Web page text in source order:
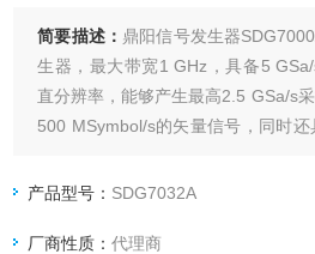
简要描述： 鼎阳信号发生器
生器，最大带宽1 GHz，具备5
直分辨率，能够产生最高2.5 GSa/s
500 MSymbol/s的矢量信号，同时还
产品型号： SDG7032A
厂商性质：代理商